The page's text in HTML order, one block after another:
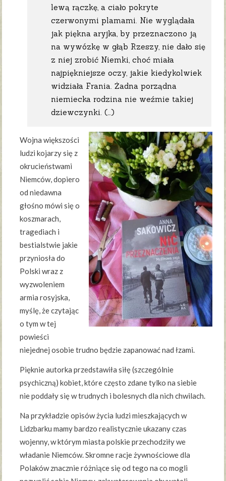
lewą rączkę, a ciało pokryte
czerwonymi plamami. Nie wyglądała
jak piękna aryjka, by przeznaczono ją
na wywózkę w głąb Rzeszy, nie dało się
z niej zrobić Niemki, choć miała
najpiękniejsze oczy, jakie kiedykolwiek
widziała Frania. Żadna porządna
niemiecka rodzina nie weźmie takiej
dziewczynki. (…)
Wojna większości
ludzi kojarzy się z
okrucieństwami
Niemców, dopiero
od niedawna
głośno mówi się o
koszmarach,
tragediach i
bestialstwie jakie
przyniosła do
Polski wraz z
wyzwoleniem
armia rosyjska,
myślę, że czytając
o tym w tej
powieści
niejednej osobie trudno będzie zapanować nad łzami.
Pięknie autorka przedstawiła siłę (szczególnie
psychiczną) kobiet, które często zdane tylko na siebie
nie poddały się w trudnych i bolesnych dla nich chwilach.
Na przykładzie opisów życia ludzi mieszkających w
Lidzbarku mamy bardzo realistycznie ukazany czas
wojenny, w którym miasta polskie przechodziły we
władanie Niemców. Skromne racje żywnościowe dla
Polaków znacznie różniące się od tego na co mogli